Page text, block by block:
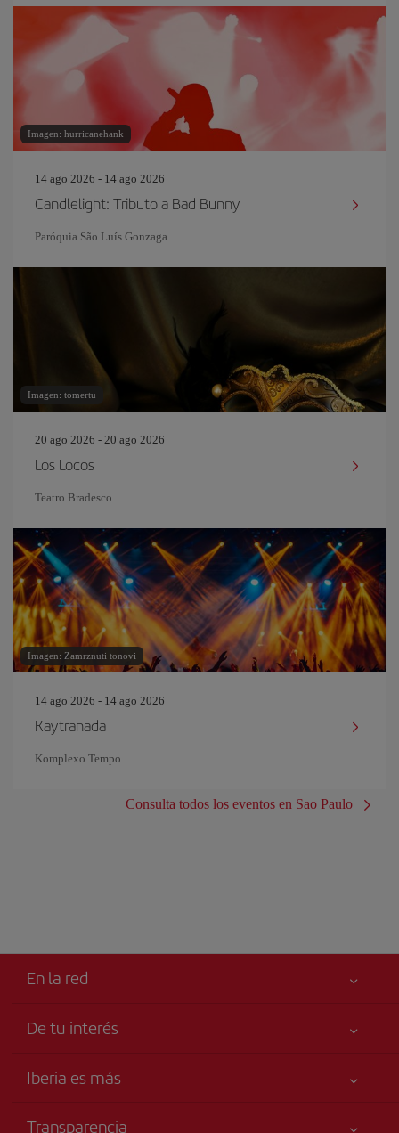
Imagen: hurricanehank
14 ago 2026 - 14 ago 2026
Candlelight: Tributo a Bad Bunny
Paróquia São Luís Gonzaga
Imagen: tomertu
20 ago 2026 - 20 ago 2026
Los Locos
Teatro Bradesco
Imagen: Zamrznuti tonovi
14 ago 2026 - 14 ago 2026
Kaytranada
Komplexo Tempo
Consulta todos los eventos en Sao Paulo
En la red
De tu interés
Tu seguridad es lo primero
Iberia es más
Transparencia